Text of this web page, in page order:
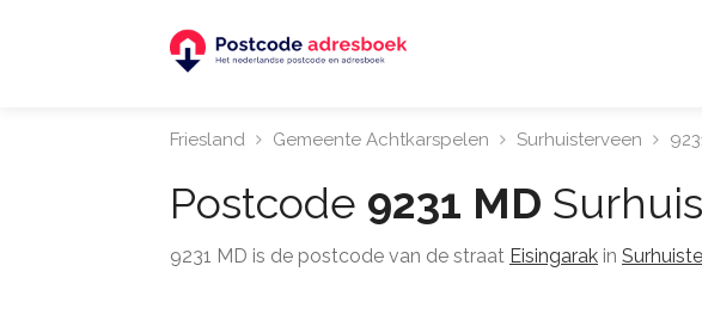
Friesland Gemeente Achtkarspelen Surhuisterveen
Postcode 9231 MD
9231 MD is de postcode van de straat Eisingarak in